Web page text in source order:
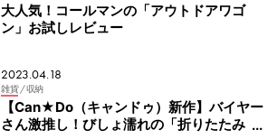
大人気！コールマンの「アウトドアワゴ
ン」お試しレビュー
2023.04.18
雑貨 / 収納
【Can★Do（キャンドゥ）新作】バイヤー
さん激推し！びしょ濡れの「折りたたみ